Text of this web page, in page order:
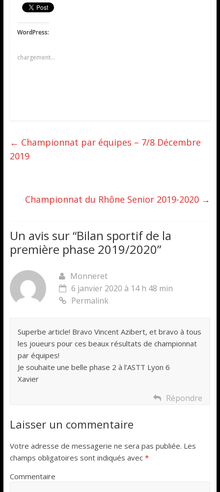
WordPress:
chargement…
← Championnat par équipes – 7/8 Décembre
2019
Championnat du Rhône Senior 2019-2020 →
Un avis sur “Bilan sportif de la
première phase 2019/2020”
Monneret
6 janvier 2020 à 14 h 48 min
Permalink
Superbe article! Bravo Vincent Azibert, et bravo à tous
les joueurs pour ces beaux résultats de championnat
par équipes!
Je souhaite une belle phase 2 à l’ASTT Lyon 6
Xavier
Répondre
Laisser un commentaire
Votre adresse de messagerie ne sera pas publiée. Les
champs obligatoires sont indiqués avec *
Commentaire